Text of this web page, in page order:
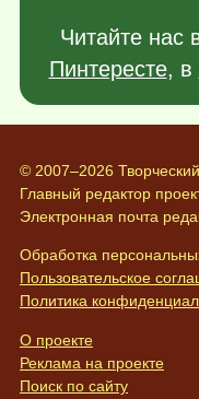
Читайте нас
Пинтересте, в
© 2007–2026
Главный редактор
Электронная почта
Обработка
Пользовательское
Политика
О проекте
Реклама на проекте
Поиск по сайту